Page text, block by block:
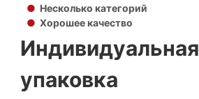
● Несколько категорий
● Хорошее качество
Индивидуальная
упаковка